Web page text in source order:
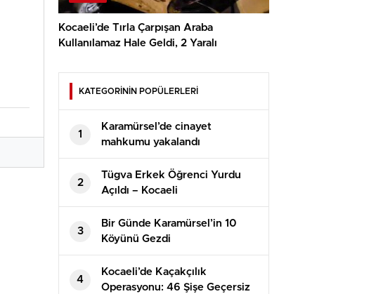
Kocaeli’de Tırla Çarpışan Araba
Kullanılamaz Hale Geldi, 2 Yaralı
KATEGORİNİN POPÜLERLERİ
1
Karamürsel’de cinayet
mahkumu yakalandı
2
Tügva Erkek Öğrenci Yurdu
Açıldı – Kocaeli
3
Bir Günde Karamürsel’in 10
Köyünü Gezdi
4
Kocaeli’de Kaçakçılık
Operasyonu: 46 Şişe Geçersiz